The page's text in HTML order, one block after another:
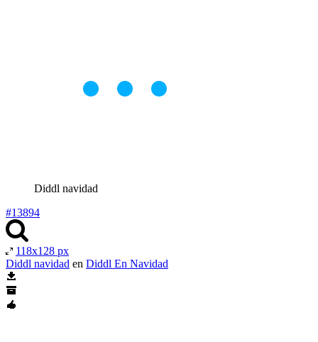
Diddl navidad
#13894
118x128 px
Diddl navidad en Diddl En Navidad